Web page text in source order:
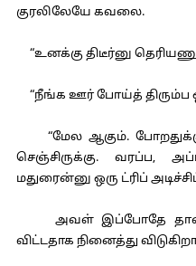
குரலிலேயே கவலை.
“உனக்கு திடீர்னு
“நீங்க ஊர் போய்த் திரும்ப
“மேல ஆகும்.
செஞ்சிருக்கு. வரப்ப,
மதுரைன்னு ஒரு ட்ரிப்
அவள் இப்போதே தான்
விட்டதாக நினைத்து